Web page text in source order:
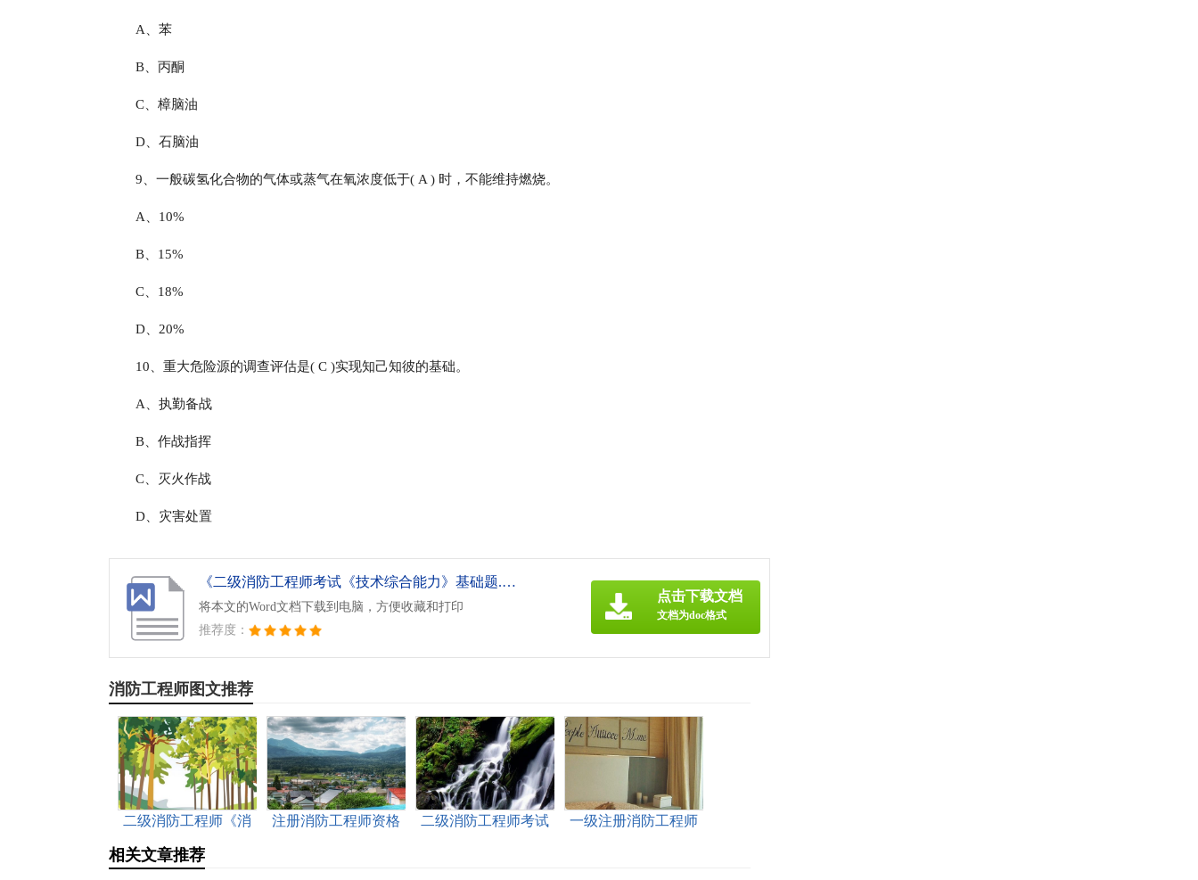
A、苯
B、丙酮
C、樟脑油
D、石脑油
9、一般碳氢化合物的气体或蒸气在氧浓度低于( A ) 时，不能维持燃烧。
A、10%
B、15%
C、18%
D、20%
10、重大危险源的调查评估是( C )实现知己知彼的基础。
A、执勤备战
B、作战指挥
C、灭火作战
D、灾害处置
《二级消防工程师考试《技术综合能力》基础题.doc》
将本文的Word文档下载到电脑，方便收藏和打印
推荐度：
点击下载文档
文档为doc格式
消防工程师图文推荐
二级消防工程师《消
练习
注册消防工程师资格
二级消防工程师考试
一级注册消防工程师
相关文章推荐